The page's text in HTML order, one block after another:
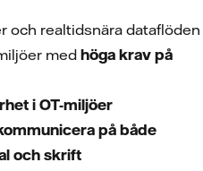
och realtidsnära dataflöden
medhöga krav på
i OT-miljöer
på både
och skrift